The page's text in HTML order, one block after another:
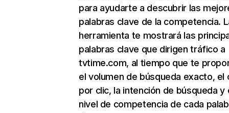
para ayudarte a descubrir las
palabras clave de la competencia.
herramienta te mostrará las
palabras clave que dirigen tráfico a
tvtime.com, al tiempo que te
el volumen de búsqueda exacto, el
por clic, la intención de búsqueda y
nivel de competencia de cada